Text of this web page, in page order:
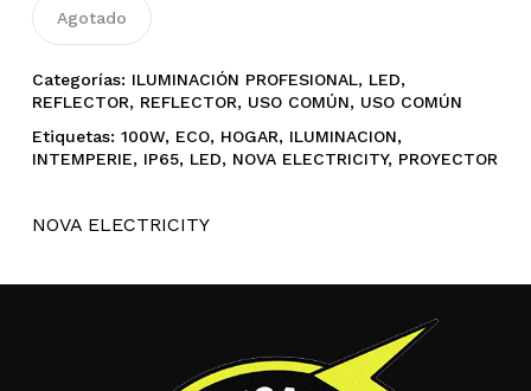
Go To Shop
Agotado
Categorías: ILUMINACIÓN PROFESIONAL, LED,
REFLECTOR, REFLECTOR, USO COMÚN, USO COMÚN
Etiquetas: 100W, ECO, HOGAR, ILUMINACION,
INTEMPERIE, IP65, LED, NOVA ELECTRICITY, PROYECTOR
NOVA ELECTRICITY